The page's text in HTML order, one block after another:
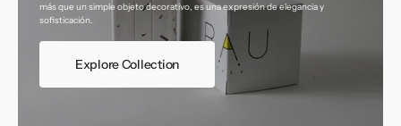
más que un simple objeto decorativo, es una expresión de elegancia y
sofisticación.
Explore Collection